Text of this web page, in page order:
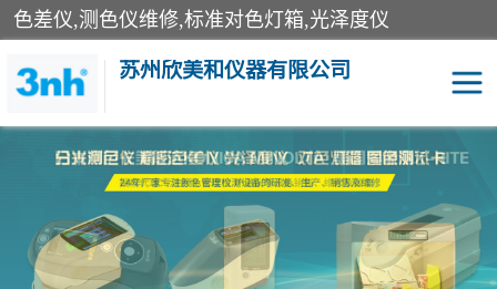
色差仪,测色仪维修,标准对色灯箱,光泽度仪
苏州欣美和仪器有限公司
3nh色差仪 色差宝
分光色差仪 DOHO色差仪